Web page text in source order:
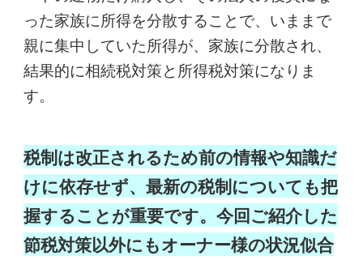
った家族に所得を分散することで、いままで
親に集中していた所得が、家族に分散され、
結果的に相続税対策と所得税対策になりま
す。
税制は改正されるため前の情報や知識だ
けに依存せず、最新の税制についても把
握することが重要です。今回ご紹介した
節税対策以外にもオーナー様の状況似合